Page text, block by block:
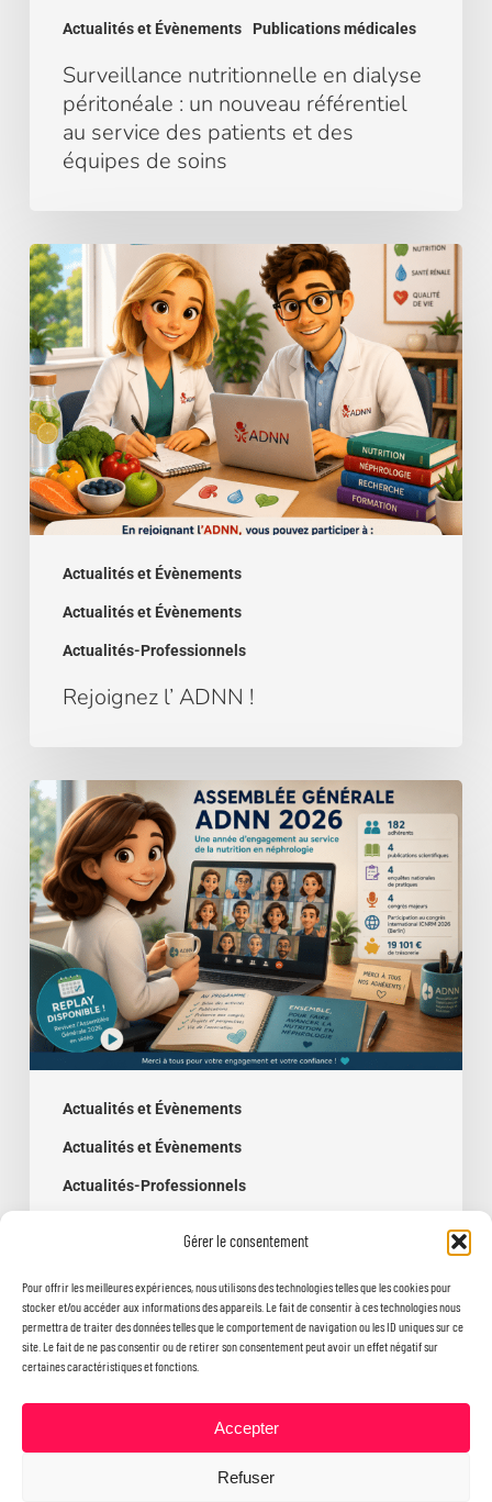
Gérer le consentement
Pour offrir les meilleures expériences, nous utilisons des technologies telles que les cookies pour
stocker et/ou accéder aux informations des appareils. Le fait de consentir à ces technologies nous
permettra de traiter des données telles que le comportement de navigation ou les ID uniques sur ce
site. Le fait de ne pas consentir ou de retirer son consentement peut avoir un effet négatif sur
certaines caractéristiques et fonctions.
Accepter
Refuser
Actualités et Évènements Publications médicales
patients
équipes
Surveillance nutritionnelle en dialyse
péritonéale : un nouveau référentiel
au service des patients et des
équipes de soins
Actualités et Évènements
Actualités et Évènements
Actualités-Professionnels
Rejoignez
l’
ADNN
!
Rejoignez l’ ADNN !
Actualités et Évènements
Actualités et Évènements
Actualités-Professionnels
Assemblée
générale
2026
–
le
bilan
de
l’année
!
Assemblée générale 2026 – le bilan